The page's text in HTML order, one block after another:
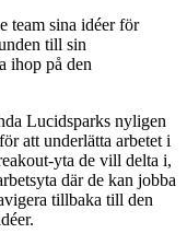
team sina idéer för
till sin
ihop på den
Lucidsparks nyligen
att underlätta arbetet i
yta de vill delta i,
där de kan jobba
tillbaka till den